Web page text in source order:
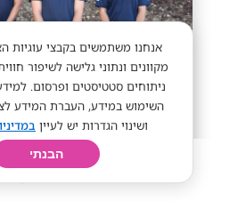
יחידת אלון מגייסת
אנחנו משתמשים בקבצי עוגיות
מקוונים ונתוני גלישה לשיפור
ניתוחים סטטיסטים ופרסום.
השימוש במידע, העברת המידע
ושינוי הגדרות יש לעיין
הבנתי